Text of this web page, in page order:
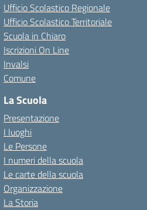
Ufficio Scolastico Regionale
Ufficio Scolastico Territoriale
Scuola in Chiaro
Iscrizioni On Line
Invalsi
Comune
La Scuola
Presentazione
I luoghi
Le Persone
I numeri della scuola
Le carte della scuola
Organizzazione
La Storia